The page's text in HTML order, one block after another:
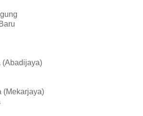
(Abadijaya)
(Mekarjaya)